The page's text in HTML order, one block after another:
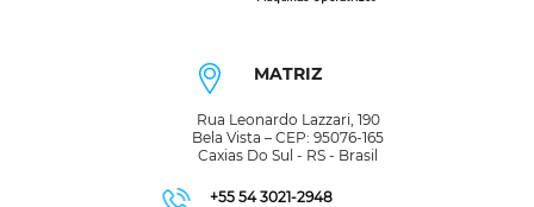
MATRIZ
Rua Leonardo Lazzari, 190
Bela Vista – CEP: 95076-165
Caxias Do Sul - RS - Brasil
+55 54 3021-2948